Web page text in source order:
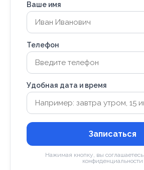
Ваше имя
Телефон
Удобная дата и время
Записаться
Нажимая кнопку, вы
конфиденциальности